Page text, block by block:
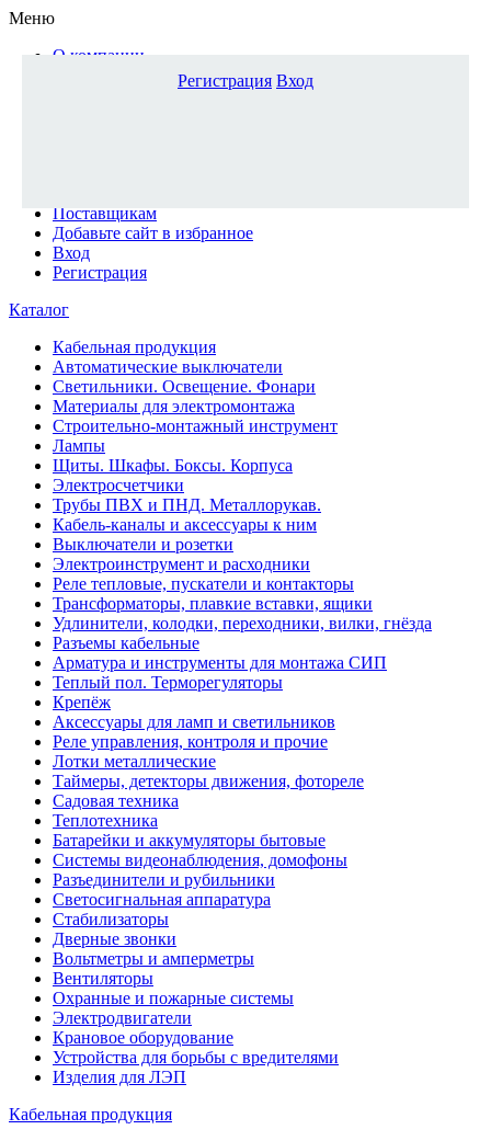
Меню
О компании
Доставка и оплата
Поставщикам
Добавьте сайт в избранное
Вход
Регистрация
Каталог
Кабельная продукция
Автоматические выключатели
Светильники. Освещение. Фонари
Материалы для электромонтажа
Строительно-монтажный инструмент
Лампы
Щиты. Шкафы. Боксы. Корпуса
Электросчетчики
Трубы ПВХ и ПНД. Металлорукав.
Кабель-каналы и аксессуары к ним
Выключатели и розетки
Электроинструмент и расходники
Реле тепловые, пускатели и контакторы
Трансформаторы, плавкие вставки, ящики
Удлинители, колодки, переходники, вилки, гнёзда
Разъемы кабельные
Арматура и инструменты для монтажа СИП
Теплый пол. Терморегуляторы
Крепёж
Аксессуары для ламп и светильников
Реле управления, контроля и прочие
Лотки металлические
Таймеры, детекторы движения, фотореле
Садовая техника
Теплотехника
Батарейки и аккумуляторы бытовые
Системы видеонаблюдения, домофоны
Разъединители и рубильники
Светосигнальная аппаратура
Стабилизаторы
Дверные звонки
Вольтметры и амперметры
Вентиляторы
Охранные и пожарные системы
Электродвигатели
Крановое оборудование
Устройства для борьбы с вредителями
Изделия для ЛЭП
Кабельная продукция
Регистрация Вход